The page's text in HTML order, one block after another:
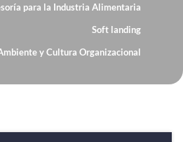
para la Industria Alimentaria
Soft landing
y Cultura Organizacional